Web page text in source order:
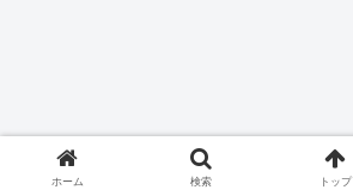
ホーム 検索 トップ